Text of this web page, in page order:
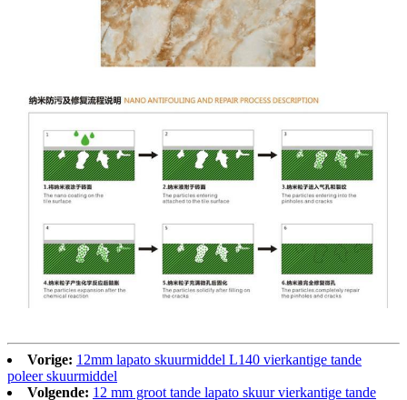
Vorige: 12mm lapato skuurmiddel L140 vierkantige tande
poleer skuurmiddel
Volgende: 12 mm groot tande lapato skuur vierkantige tande